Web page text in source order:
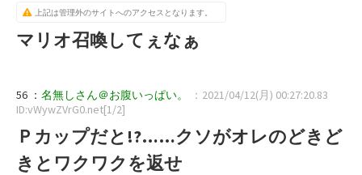
上記は管理外のサイトへのアクセスとなります。
マリオ召喚してぇなぁ
56 ： 名無しさん＠お腹いっぱい。
：2021/04/12(月) 00:27:20.83
ID:vWywZVrG0.net[1/2]
Ｐカップだと!?……クソがオレのどきど
きとワクワクを返せ